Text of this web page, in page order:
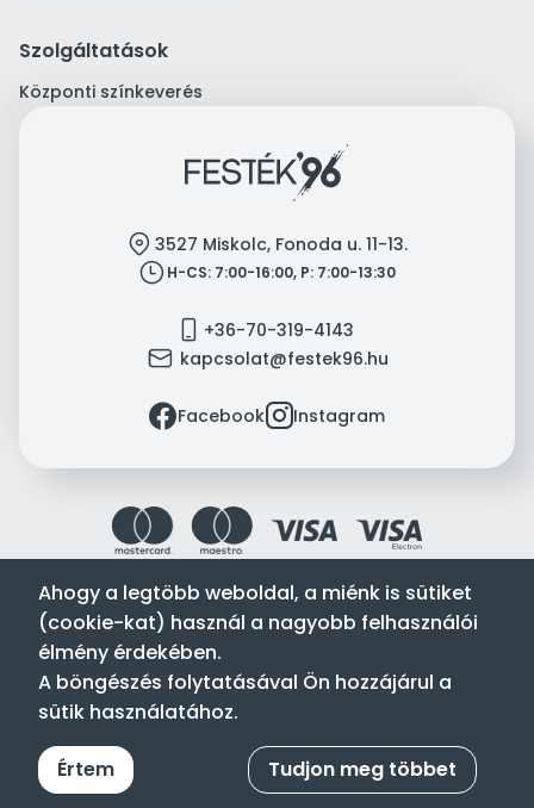
Szolgáltatások
Központi színkeverés
location 3527 Miskolc, Fonoda u. 11-13.
clock H-CS: 7:00-16:00, P: 7:00-13:30
mobile +36-70-319-4143
mail kapcsolat@festek96.hu
facebookFacebookinstagramInstagram
Festék’96 Kft. © 1996-2024. Minden jog fenntartva.
Tervezte és készítette:
forgalmazója.
Ahogy a legtöbb weboldal, a miénk is sütiket
(cookie-kat) használ a nagyobb felhasználói
élmény érdekében.
A böngészés folytatásával Ön hozzájárul a
sütik használatához.
Értem Tudjon meg többet